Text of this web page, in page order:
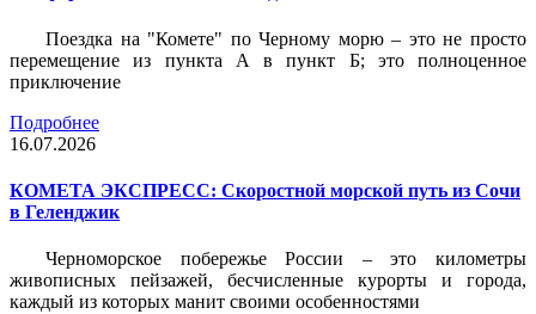
Поездка на "Комете" по Черному морю – это не просто
перемещение из пункта А в пункт Б; это полноценное
приключение
Подробнее
16.07.2026
КОМЕТА ЭКСПРЕСС: Скоростной морской путь из Сочи
в Геленджик
Черноморское побережье России – это километры
живописных пейзажей, бесчисленные курорты и города,
каждый из которых манит своими особенностями